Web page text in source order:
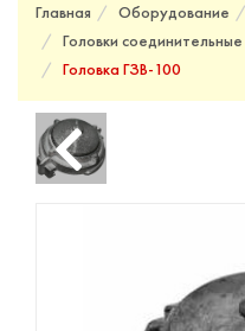
Главная Оборудование
Головки соединительные
Головка ГЗВ-100